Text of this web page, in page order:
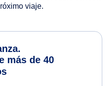
viaje.
más de 40